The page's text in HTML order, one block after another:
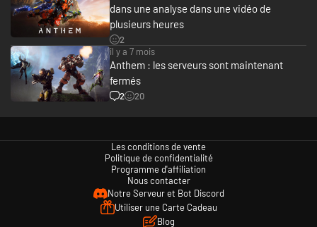
dans une analyse dans une vidéo de
plusieurs heures
2
il y a 7 mois
Anthem : les serveurs sont maintenant
fermés
2 20
Les conditions de vente
Politique de confidentialité
Programme d'affiliation
Nous contacter
Notre Serveur et Bot Discord
Utiliser une Carte Cadeau
Blog